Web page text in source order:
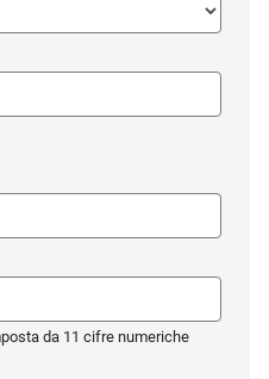
da 11 cifre numeriche